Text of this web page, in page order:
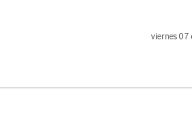
viernes 07